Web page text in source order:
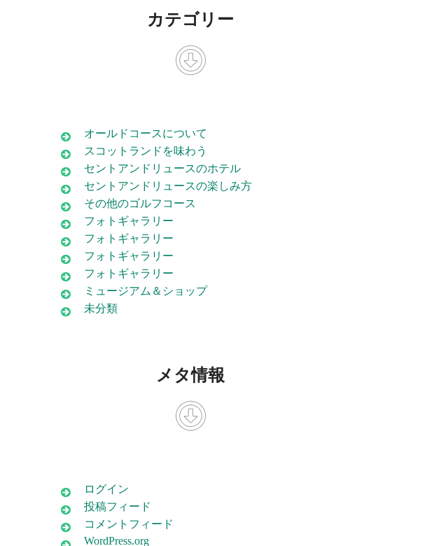
カテゴリー
オールドコースについて
スコットランドを味わう
セントアンドリュースのホテル
セントアンドリュースの楽しみ方
その他のゴルフコース
フォトギャラリー
フォトギャラリー
フォトギャラリー
フォトギャラリー
ミュージアム＆ショップ
未分類
メタ情報
ログイン
投稿フィード
コメントフィード
WordPress.org